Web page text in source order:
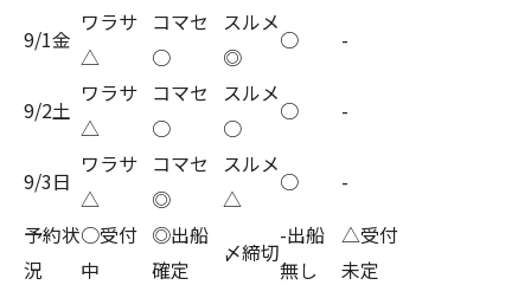
9/1金
ワラサ
△
コマセ
○
スルメ
◎
○ -
9/2土
ワラサ
△
コマセ
○
スルメ
○
○ -
9/3日
ワラサ
△
コマセ
◎
スルメ
△
○
-
予約状
況
○受付
中
◎出船
確定
〆締切
-出船
無し
△受付
未定